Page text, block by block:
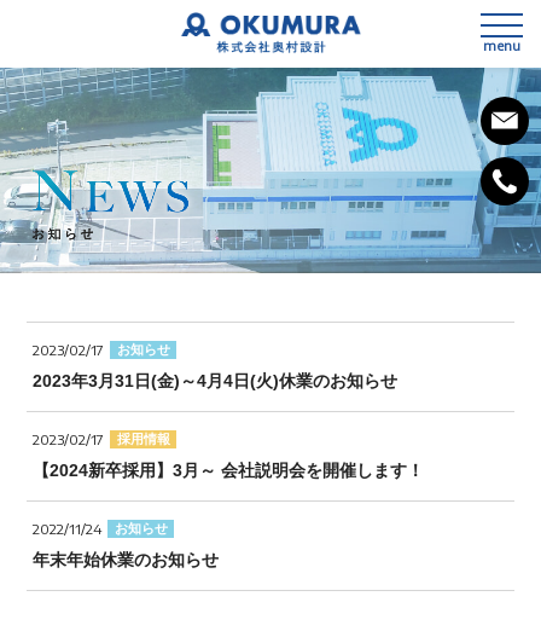
2023/02/17 お知らせ
2023年3月31日(金)～4月4日(火)休業のお知らせ
2023/02/17 採用情報
【2024新卒採用】3月～ 会社説明会を開催します！
2022/11/24 お知らせ
年末年始休業のお知らせ
menu